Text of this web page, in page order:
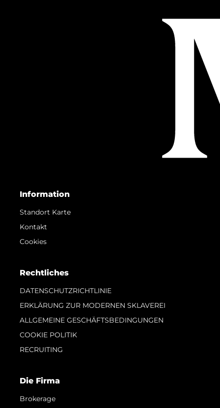
Information
Standort Karte
Kontakt
Cookies
Rechtliches
DATENSCHUTZRICHTLINIE
ERKLÄRUNG ZUR MODERNEN SKLAVEREI
ALLGEMEINE GESCHÄFTSBEDINGUNGEN
COOKIE POLITIK
RECRUITING
Die Firma
Brokerage